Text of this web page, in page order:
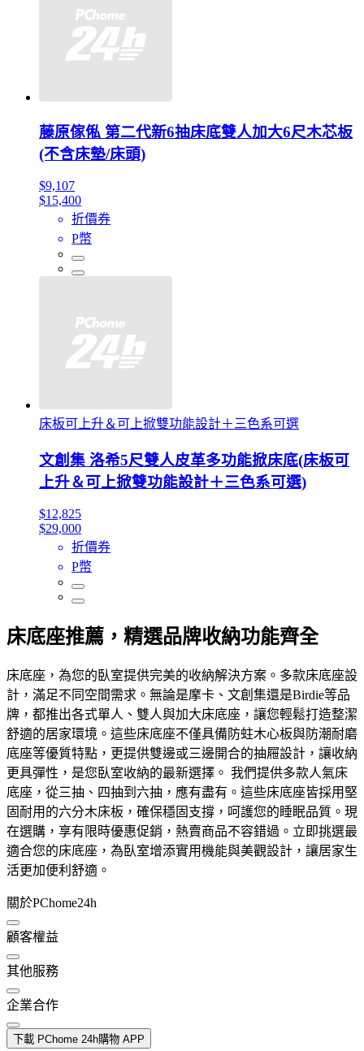
藤原傢俬 第二代新6抽床底雙人加大6尺木芯板
(不含床墊/床頭)
$9,107
$15,400
折價券
P幣
床板可上升＆可上掀雙功能設計＋三色系可選
文創集 洛希5尺雙人皮革多功能掀床底(床板可
上升＆可上掀雙功能設計＋三色系可選)
$12,825
$29,000
折價券
P幣
床底座推薦，精選品牌收納功能齊全
床底座，為您的臥室提供完美的收納解決方案。多款床底座設
計，滿足不同空間需求。無論是摩卡、文創集還是Birdie等品
牌，都推出各式單人、雙人與加大床底座，讓您輕鬆打造整潔
舒適的居家環境。這些床底座不僅具備防蛀木心板與防潮耐磨
底座等優質特點，更提供雙邊或三邊開合的抽屜設計，讓收納
更具彈性，是您臥室收納的最新選擇。 我們提供多款人氣床
底座，從三抽、四抽到六抽，應有盡有。這些床底座皆採用堅
固耐用的六分木床板，確保穩固支撐，呵護您的睡眠品質。現
在選購，享有限時優惠促銷，熱賣商品不容錯過。立即挑選最
適合您的床底座，為臥室增添實用機能與美觀設計，讓居家生
活更加便利舒適。
關於PChome24h
顧客權益
其他服務
企業合作
下載 PChome 24h購物 APP